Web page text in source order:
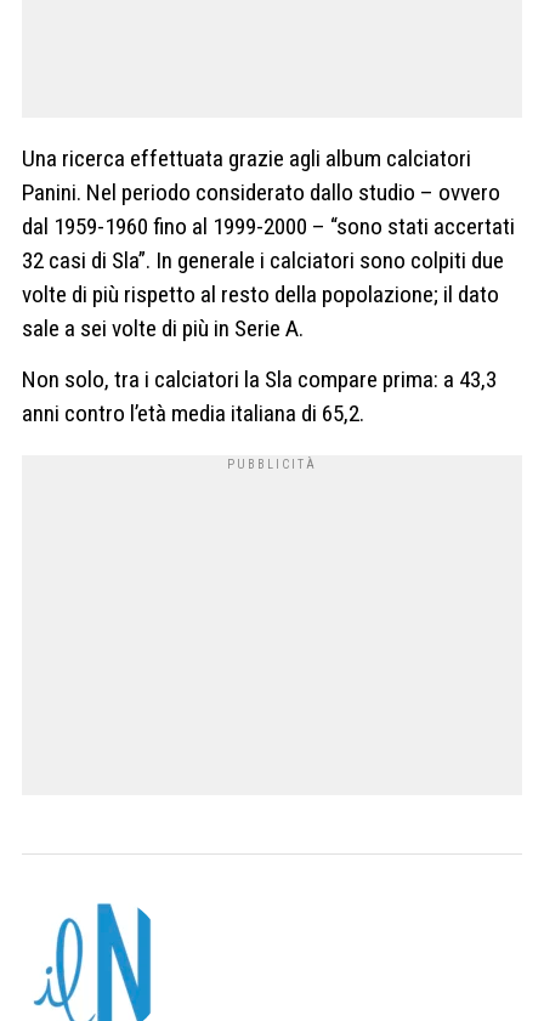
Una ricerca effettuata grazie agli album calciatori
Panini. Nel periodo considerato dallo studio – ovvero
dal 1959-1960 fino al 1999-2000 – “sono stati accertati
32 casi di Sla”. In generale i calciatori sono colpiti due
volte di più rispetto al resto della popolazione; il dato
sale a sei volte di più in Serie A.
Non solo, tra i calciatori la Sla compare prima: a 43,3
anni contro l’età media italiana di 65,2.